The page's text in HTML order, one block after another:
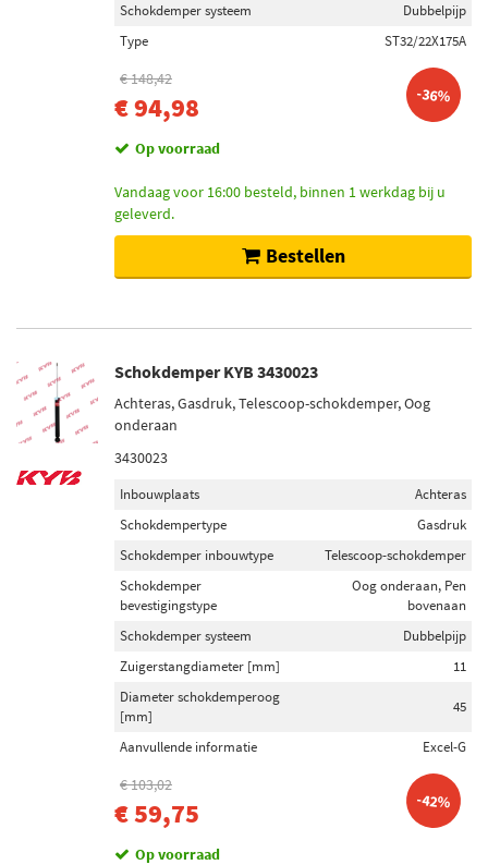
Schokdemper systeem
Dubbelpijp
Type
ST32/22X175A
€ 148,42
€ 94,98 -36%
Op voorraad
Vandaag voor 16:00 besteld, binnen 1 werkdag bij u
geleverd.
Bestellen
Schokdemper KYB 3430023
Achteras, Gasdruk, Telescoop-schokdemper, Oog
onderaan
3430023
Inbouwplaats
Achteras
Schokdempertype
Gasdruk
Schokdemper inbouwtype
Telescoop-schokdemper
Schokdemper
bevestigingstype
Oog onderaan, Pen
bovenaan
Schokdemper systeem
Dubbelpijp
Zuigerstangdiameter [mm]
11
Diameter schokdemperoog
[mm]
45
Aanvullende informatie Excel-G
€ 103,02
€ 59,75 -42%
Op voorraad